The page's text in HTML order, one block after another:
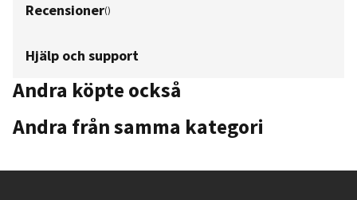
Recensioner()
Hjälp och support
Andra köpte också
Andra från samma kategori